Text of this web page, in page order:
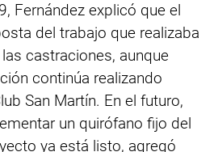
Fernández explicó que el
del trabajo que realizaba
castraciones, aunque
continúa realizando
San Martín. En el futuro,
un quirófano fijo del
ya está listo, agregó